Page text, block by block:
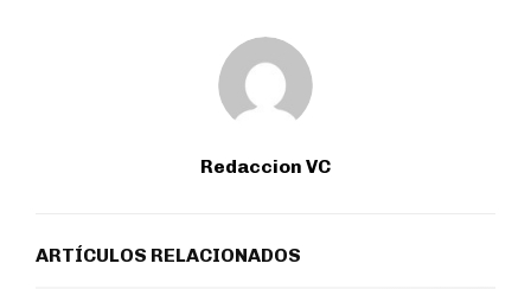
Redaccion VC
ARTÍCULOS RELACIONADOS